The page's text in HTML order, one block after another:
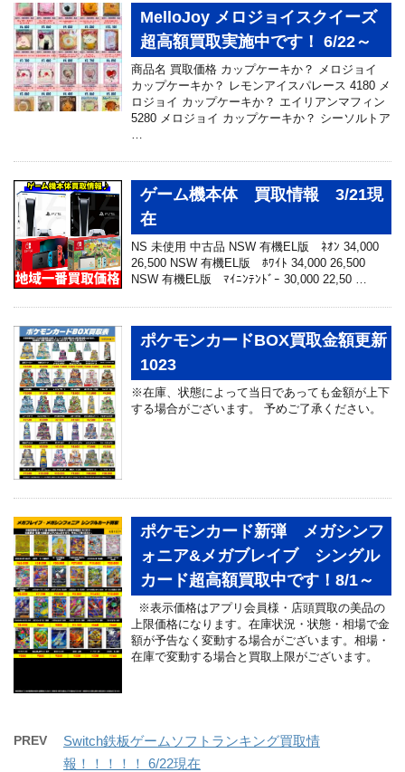
MelloJoy メロジョイスクイーズ
超高額買取実施中です！ 6/22～
商品名 買取価格 カップケーキか？ メロジョイ
カップケーキか？ レモンアイスパレース 4180 メ
ロジョイ カップケーキか？ エイリアンマフィン
5280 メロジョイ カップケーキか？ シーソルトア
…
ゲーム機本体 買取情報 3/21現
在
NS 未使用 中古品 NSW 有機EL版 ﾈｵﾝ 34,000
26,500 NSW 有機EL版 ﾎﾜｲﾄ 34,000 26,500
NSW 有機EL版 ﾏｲﾆﾝﾃﾝﾄﾞｰ 30,000 22,50 …
ポケモンカードBOX買取金額更新
1023
※在庫、状態によって当日であっても金額が上下
する場合がございます。 予めご了承ください。
ポケモンカード新弾 メガシンフ
ォニア&メガブレイブ シングル
カード超高額買取中です！8/1～
※表示価格はアプリ会員様・店頭買取の美品の
上限価格になります。在庫状況・状態・相場で金
額が予告なく変動する場合がございます。相場・
在庫で変動する場合と買取上限がございます。
PREV
Switch鉄板ゲームソフトランキング買取情
報！！！！！ 6/22現在